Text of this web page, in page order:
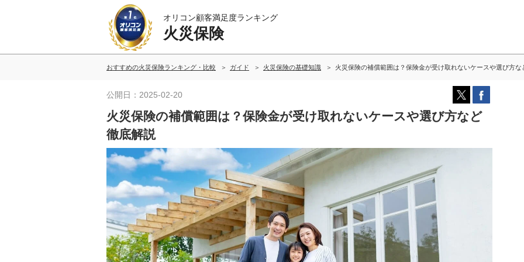
オリコン顧客満足度ランキング
火災保険
おすすめの火災保険ランキング・比較 ガイド 火災保険の基礎知識 火災保険の補償範囲は？保険金が受け取れないケースや選び方な
公開日：2025-02-20
火災保険の補償範囲は？保険金が受け取れないケースや選び方など
徹底解説